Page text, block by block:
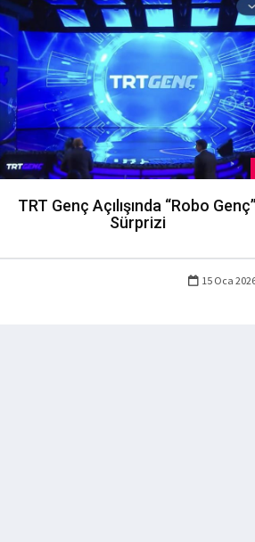
TRT Genç Açılışında “Robo Genç”
Sürprizi
15 Oca